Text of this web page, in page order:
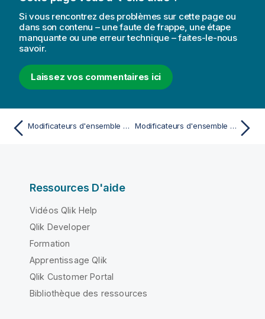
Si vous rencontrez des problèmes sur cette page ou
dans son contenu – une faute de frappe, une étape
manquante ou une erreur technique – faites-le-nous
savoir.
Laissez vos commentaires ici
Modificateurs d'ensemble utilisant des affectations dotées d'opérateurs d'ensemble implicites Modificateurs d'ensemble associés à des expansions de $
Ressources D'aide
Vidéos Qlik Help
Qlik Developer
Formation
Apprentissage Qlik
Qlik Customer Portal
Bibliothèque des ressources